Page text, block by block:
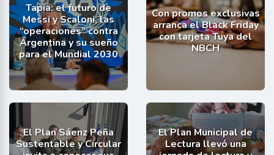
Tapia: el futuro de
Messi y Scaloni, las
“operaciones” contra
Argentina y su sueño
para el Mundial 2030
Con promos exclusivas
arranca el Black Friday
con tarjeta Tuya del
NBCH
El Plan Sáenz Peña
Sustentable y Circular
El Plan Municipal de
Lectura llevó una